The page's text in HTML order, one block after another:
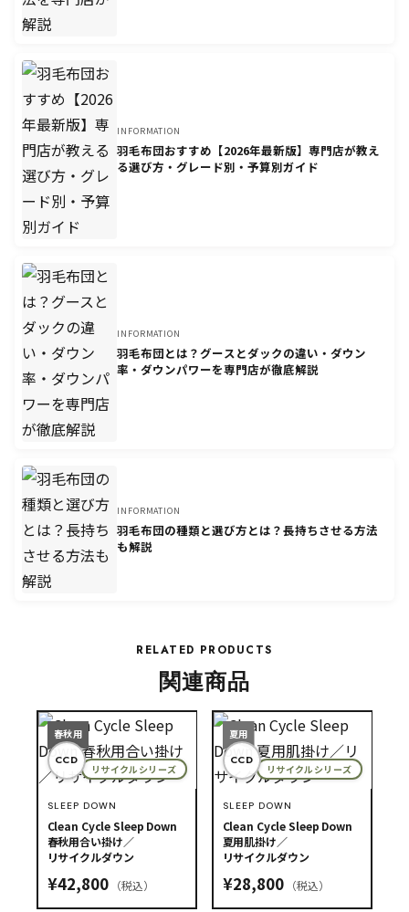
INFORMATION
羽毛布団おすすめ【2026年最新版】専門店が教え
る選び方・グレード別・予算別ガイド
INFORMATION
羽毛布団とは？グースとダックの違い・ダウン
率・ダウンパワーを専門店が徹底解説
INFORMATION
羽毛布団の種類と選び方とは？長持ちさせる方法
も解説
RELATED PRODUCTS
関連商品
春秋用
リサイクルシリーズ
CCD
SLEEP DOWN
Clean Cycle Sleep Down
春秋用合い掛け／
リサイクルダウン
¥42,800 （税込）
夏用
リサイクルシリーズ
CCD
SLEEP DOWN
Clean Cycle Sleep Down
夏用肌掛け／
リサイクルダウン
¥28,800 （税込）